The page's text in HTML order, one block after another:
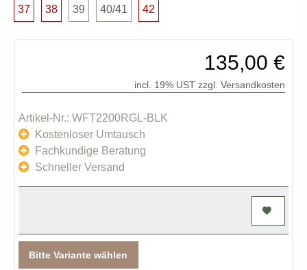
37 38 39 40/41 42
135,00 €
incl. 19% UST zzgl. Versandkosten
Artikel-Nr.: WFT2200RGL-BLK
Kostenloser Umtausch
Fachkundige Beratung
Schneller Versand
Bitte Variante wählen